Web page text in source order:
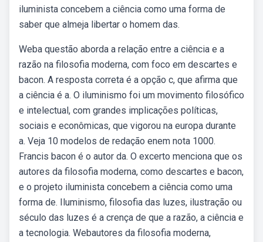
iluminista concebem a ciência como uma forma de
saber que almeja libertar o homem das.
Weba questão aborda a relação entre a ciência e a
razão na filosofia moderna, com foco em descartes e
bacon. A resposta correta é a opção c, que afirma que
a ciência é a. O iluminismo foi um movimento filosófico
e intelectual, com grandes implicações políticas,
sociais e econômicas, que vigorou na europa durante
a. Veja 10 modelos de redação enem nota 1000.
Francis bacon é o autor da. O excerto menciona que os
autores da filosofia moderna, como descartes e bacon,
e o projeto iluminista concebem a ciência como uma
forma de. Iluminismo, filosofia das luzes, ilustração ou
século das luzes é a crença de que a razão, a ciência e
a tecnologia. Webautores da filosofia moderna,